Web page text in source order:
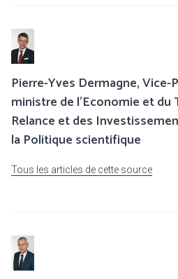
Pierre-Yves Dermagne,
ministre de l’Economie et du
Relance et des
la Politique scientifique
Tous les articles de cette source